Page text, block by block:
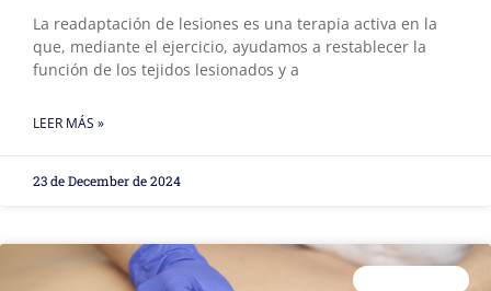
La readaptación de lesiones es una terapia activa en la
que, mediante el ejercicio, ayudamos a restablecer la
función de los tejidos lesionados y a
LEER MÁS »
23 de December de 2024